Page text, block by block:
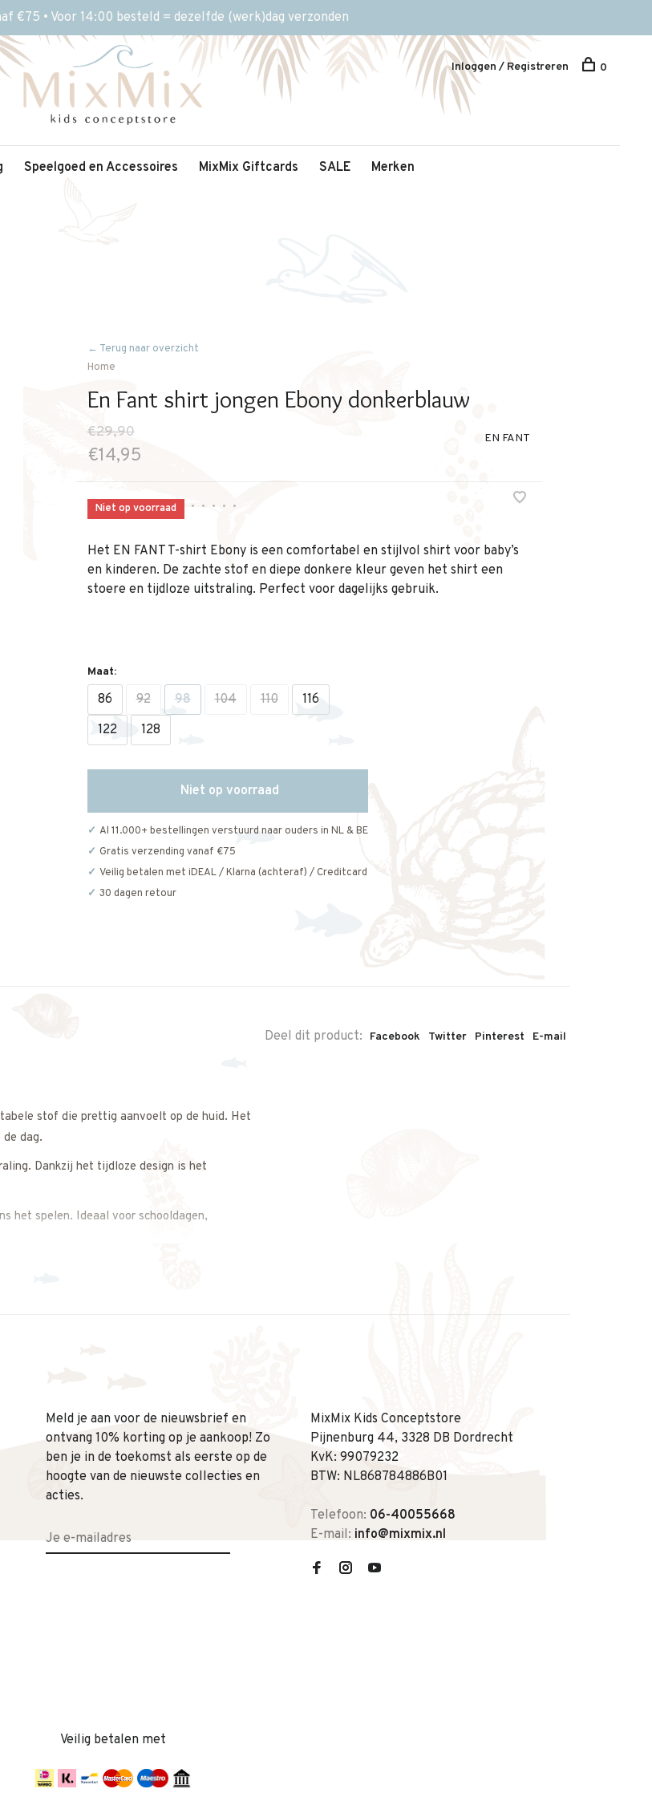
€75 • Voor 14:00 besteld = dezelfde (werk)dag verzonden
Speelgoed en Accessoires MixMix Giftcards SALE Merken
Inloggen / Registreren 0
← Terug naar overzicht
Home
En Fant shirt jongen Ebony donkerblauw
€29,90
€14,95
EN FANT
Niet op voorraad • • • • •
Het EN FANT T-shirt Ebony is een comfortabel en stijlvol shirt voor baby’s
en kinderen. De zachte stof en diepe donkere kleur geven het shirt een
stoere en tijdloze uitstraling. Perfect voor dagelijks gebruik.
Maat:
86 92 98 104 110
116
122
128
Niet op voorraad
Al 11.000+ bestellingen verstuurd naar ouders in NL & BE
Gratis verzending vanaf €75
Veilig betalen met iDEAL / Klarna (achteraf) / Creditcard
30 dagen retour
Deel dit product: Facebook Twitter Pinterest E-mail
stof die prettig aanvoelt op de huid. Het
dag.
Dankzij het tijdloze design is het
het spelen. Ideaal voor schooldagen,
een stoer design combineert.
Meld je aan voor de nieuwsbrief en
ontvang 10% korting op je aankoop! Zo
ben je in de toekomst als eerste op de
hoogte van de nieuwste collecties en
acties.
MixMix Kids Conceptstore
Pijnenburg 44, 3328 DB Dordrecht
KvK: 99079232
BTW: NL868784886B01
Telefoon: 06-40055668
E-mail: info@mixmix.nl
Veilig betalen met